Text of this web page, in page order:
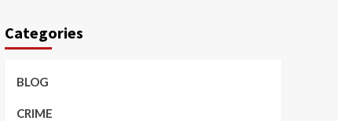
Categories
BLOG
CRIME